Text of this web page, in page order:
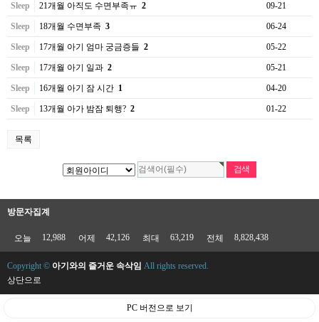
Sleep 21개월 아직도 수면부족ㅠ 2 09-21
Sleep 18개월 수면부족 3 06-24
Sleep 17개월 아기 엄마 궁금증들 2 05-22
Sleep 17개월 아기 일과 2 05-21
Sleep 16개월 아기 잠 시간 1 04-20
Sleep 13개월 아가 밤잠 퇴행? 2 01-22
목록
방문자집계
오늘 12,988 어제 42,126 최대 63,219 전체 8,828,438
Copyright © 아기와의 즐거운 속삭임 All rights reserved.
상단으로
PC 버전으로 보기